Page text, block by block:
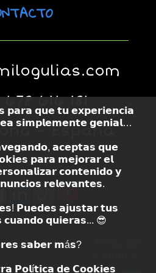
616 181
– España
Carrito
𝗾𝘂𝗲 𝘁𝘂 𝗲𝘅𝗽𝗲𝗿𝗶𝗲𝗻𝗰𝗶𝗮
𝘀𝗶𝗺𝗽𝗹𝗲𝗺𝗲𝗻𝘁𝗲 𝗴𝗲𝗻𝗶𝗮𝗹…
𝗮𝗰𝗲𝗽𝘁𝗮𝘀 𝗾𝘂𝗲
𝗽𝗮𝗿𝗮 𝗺𝗲𝗷𝗼𝗿𝗮𝗿 𝗲𝗹
𝗰𝗼𝗻𝘁𝗲𝗻𝗶𝗱𝗼 𝘆
𝗿𝗲𝗹𝗲𝘃𝗮𝗻𝘁𝗲𝘀.
𝗣𝘂𝗲𝗱𝗲𝘀 𝗮𝗷𝘂𝘀𝘁𝗮𝗿 𝘁𝘂𝘀
𝗰𝘂𝗮𝗻𝗱𝗼 𝗾𝘂𝗶𝗲𝗿𝗮𝘀... 😎
𝘀𝗮𝗯𝗲𝗿 𝗺á𝘀?
𝗣𝗼𝗹í𝘁𝗶𝗰𝗮 𝗱𝗲 𝗖𝗼𝗼𝗸𝗶𝗲𝘀